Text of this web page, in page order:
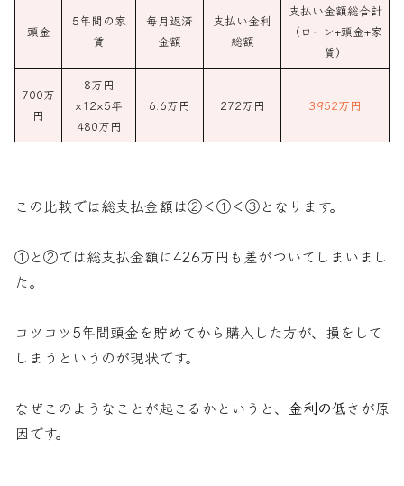
頭金
5年間の家
賃
毎月返済
金額
支払い金利
総額
支払い金額総合計
（ローン+頭金+家
賃）
700万
円
8万円
×12×5年
480万円
6.6万円 272万円 3952万円
この比較では総支払金額は②＜①＜③となります。
①と②では総支払金額に426万円も差がついてしまいまし
た。
コツコツ5年間頭金を貯めてから購入した方が、損をして
しまうというのが現状です。
なぜこのようなことが起こるかというと、 金利の低さが原
因です。